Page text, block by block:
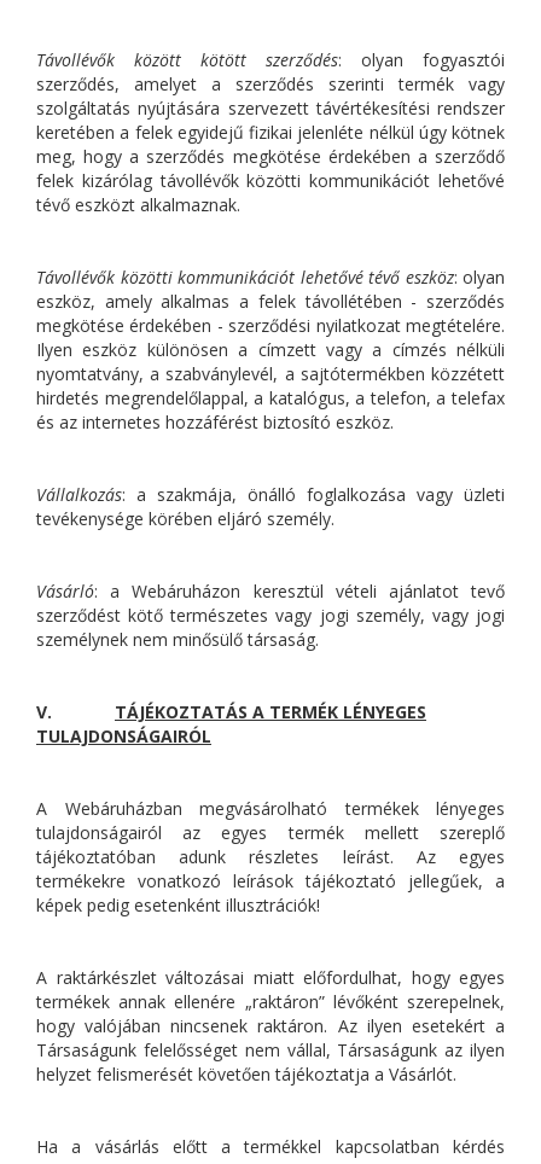
Távollévők között kötött szerződés: olyan fogyasztói
szerződés, amelyet a szerződés szerinti termék vagy
szolgáltatás nyújtására szervezett távértékesítési rendszer
keretében a felek egyidejű fizikai jelenléte nélkül úgy kötnek
meg, hogy a szerződés megkötése érdekében a szerződő
felek kizárólag távollévők közötti kommunikációt lehetővé
tévő eszközt alkalmaznak.
Távollévők közötti kommunikációt lehetővé tévő eszköz: olyan
eszköz, amely alkalmas a felek távollétében - szerződés
megkötése érdekében - szerződési nyilatkozat megtételére.
Ilyen eszköz különösen a címzett vagy a címzés nélküli
nyomtatvány, a szabványlevél, a sajtótermékben közzétett
hirdetés megrendelőlappal, a katalógus, a telefon, a telefax
és az internetes hozzáférést biztosító eszköz.
Vállalkozás: a szakmája, önálló foglalkozása vagy üzleti
tevékenysége körében eljáró személy.
Vásárló: a Webáruházon keresztül vételi ajánlatot tevő
szerződést kötő természetes vagy jogi személy, vagy jogi
személynek nem minősülő társaság.
V. TÁJÉKOZTATÁS A TERMÉK LÉNYEGES
TULAJDONSÁGAIRÓL
A Webáruházban megvásárolható termékek lényeges
tulajdonságairól az egyes termék mellett szereplő
tájékoztatóban adunk részletes leírást. Az egyes
termékekre vonatkozó leírások tájékoztató jellegűek, a
képek pedig esetenként illusztrációk!
A raktárkészlet változásai miatt előfordulhat, hogy egyes
termékek annak ellenére „raktáron” lévőként szerepelnek,
hogy valójában nincsenek raktáron. Az ilyen esetekért a
Társaságunk felelősséget nem vállal, Társaságunk az ilyen
helyzet felismerését követően tájékoztatja a Vásárlót.
Ha a vásárlás előtt a termékkel kapcsolatban kérdés